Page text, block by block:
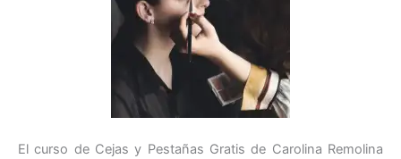
El curso de Cejas y Pestañas Gratis de Carolina Remolina